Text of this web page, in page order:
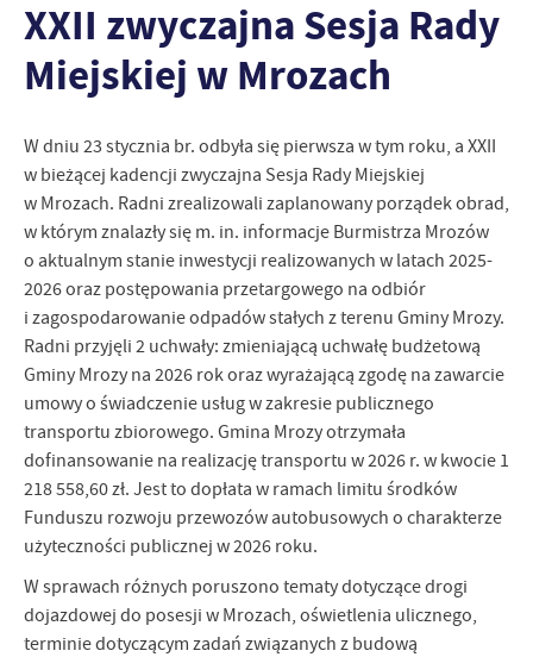
XXII zwyczajna Sesja Rady
Miejskiej w Mrozach
W dniu 23 stycznia br. odbyła się pierwsza w tym roku, a XXII
w bieżącej kadencji zwyczajna Sesja Rady Miejskiej
w Mrozach. Radni zrealizowali zaplanowany porządek obrad,
w którym znalazły się m. in. informacje Burmistrza Mrozów
o aktualnym stanie inwestycji realizowanych w latach 2025-
2026 oraz postępowania przetargowego na odbiór
i zagospodarowanie odpadów stałych z terenu Gminy Mrozy.
Radni przyjęli 2 uchwały: zmieniającą uchwałę budżetową
Gminy Mrozy na 2026 rok oraz wyrażającą zgodę na zawarcie
umowy o świadczenie usług w zakresie publicznego
transportu zbiorowego. Gmina Mrozy otrzymała
dofinansowanie na realizację transportu w 2026 r. w kwocie 1
218 558,60 zł. Jest to dopłata w ramach limitu środków
Funduszu rozwoju przewozów autobusowych o charakterze
użyteczności publicznej w 2026 roku.
W sprawach różnych poruszono tematy dotyczące drogi
dojazdowej do posesji w Mrozach, oświetlenia ulicznego,
terminie dotyczącym zadań związanych z budową
personalizację określonych funkcjonalności czy prezentowanych
treści.
Dzięki tym plikom cookies możemy zapewnić Ci większy komfort
korzystania z funkcjonalności naszej strony poprzez dopasowanie
funkcjonalne i personalizacyjne pliki cookies gwarantuje
dostępność większej ilości funkcji na stronie.
Więcej
Analityczne
Analityczne pliki cookies pomagają nam rozwijać się i
dostosowywać do Twoich potrzeb.
Cookies analityczne pozwalają na uzyskanie informacji w zakresie
wykorzystywania witryny internetowej, miejsca oraz częstotliwości,
z jaką odwiedzane są nasze serwisy www. Dane pozwalają nam na
ocenę naszych serwisów internetowych pod względem ich
popularności wśród użytkowników. Zgromadzone informacje są
przetwarzane w formie zanonimizowanej. Wyrażenie zgody na
analityczne pliki cookies gwarantuje dostępność wszystkich
funkcjonalności.
Więcej
Reklamowe
Dzięki reklamowym plikom cookies prezentujemy Ci najciekawsze
informacje i aktualności na stronach naszych partnerów.
Promocyjne pliki cookies służą do prezentowania Ci naszych
komunikatów na podstawie analizy Twoich upodobań oraz Twoich
zwyczajów dotyczących przeglądanej witryny internetowej. Treści
promocyjne mogą pojawić się na stronach podmiotów trzecich lub
firm będących naszymi partnerami oraz innych dostawców usług.
Firmy te działają w charakterze pośredników prezentujących nasze
treści w postaci wiadomości, ofert, komunikatów mediów
społecznościowych.
Więcej